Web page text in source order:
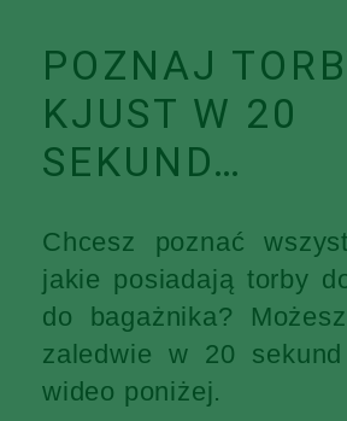
POZNAJ
KJUST W 20
SEKUND…
Chcesz poznać
jakie posiadają torby
do bagażnika?
zaledwie w 20
wideo poniżej.